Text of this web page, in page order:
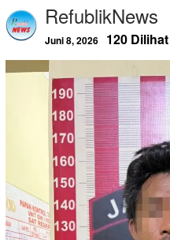
RefublikNews
Juni 8, 2026 120 Dilihat